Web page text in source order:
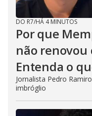
DO R7/HÁ 4 MINUTOS
Por que
não renovou
Entenda o
Jornalista Pedro
imbróglio